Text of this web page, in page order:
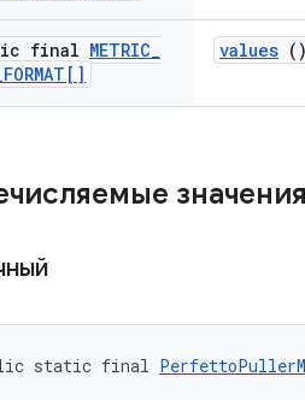
final METRIC_
FORMAT[]
values ()
значения
static final